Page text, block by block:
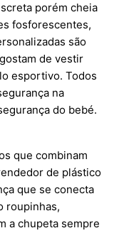
porém cheia
fosforescentes,
são
de vestir
esportivo. Todos
na
do bebé.
que combinam
de plástico
que se conecta
roupinhas,
a chupeta sempre